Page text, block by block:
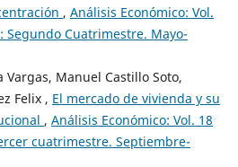
, Análisis Económico: Vol.
Segundo Cuatrimestre. Mayo-
Manuel Castillo Soto,
Felix , El mercado de vivienda y su
, Análisis Económico: Vol. 18
cuatrimestre. Septiembre-